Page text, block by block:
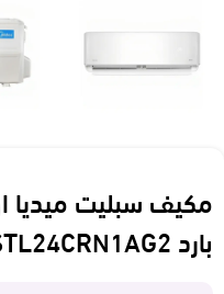
بارد MSTL24CRN1AG2